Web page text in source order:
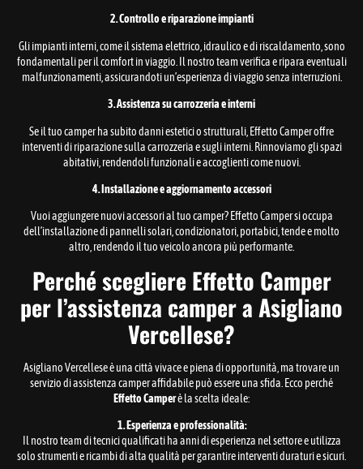
2. Controllo e riparazione impianti
Gli impianti interni, come il sistema elettrico, idraulico e di riscaldamento, sono
fondamentali per il comfort in viaggio. Il nostro team verifica e ripara eventuali
malfunzionamenti, assicurandoti un’esperienza di viaggio senza interruzioni.
3. Assistenza su carrozzeria e interni
Se il tuo camper ha subito danni estetici o strutturali, Effetto Camper offre
interventi di riparazione sulla carrozzeria e sugli interni. Rinnoviamo gli spazi
abitativi, rendendoli funzionali e accoglienti come nuovi.
4. Installazione e aggiornamento accessori
Vuoi aggiungere nuovi accessori al tuo camper? Effetto Camper si occupa
dell’installazione di pannelli solari, condizionatori, portabici, tende e molto
altro, rendendo il tuo veicolo ancora più performante.
Perché scegliere Effetto Camper
per l’assistenza camper a Asigliano
Vercellese?
Asigliano Vercellese è una città vivace e piena di opportunità, ma trovare un
servizio di assistenza camper affidabile può essere una sfida. Ecco perché
Effetto Camperè la scelta ideale:
1. Esperienza e professionalità:
Il nostro team di tecnici qualificati ha anni di esperienza nel settore e utilizza
solo strumenti e ricambi di alta qualità per garantire interventi duraturi e sicuri.